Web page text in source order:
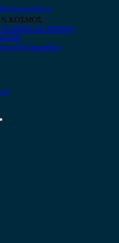
Ν.ΚΟΣΜΟΣ
9238158 210 9026839